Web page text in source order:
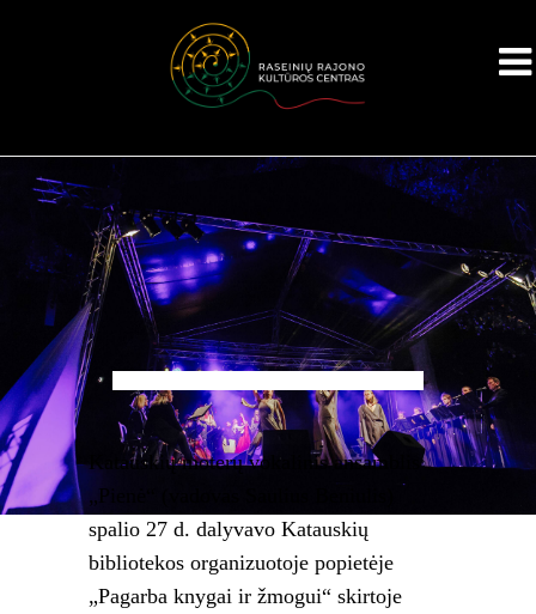
Katauskių moterų vokalinis ansamblis
„Pienė“ (vadovas Saulius Beniulis)
spalio 27 d. dalyvavo Katauskių
bibliotekos organizuotoje popietėje
„Pagarba knygai ir žmogui“ skirtoje